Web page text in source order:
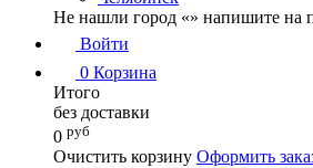
Не нашли город «» напишите на
Войти
0 Корзина
Итого
без доставки
0 руб
Очистить корзину Оформить